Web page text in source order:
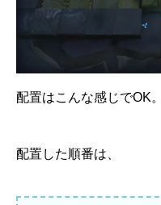
配置はこんな感じでOK。
配置した順番は、